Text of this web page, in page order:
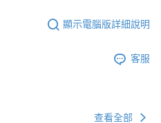
顯示電腦版詳細說明
客服
查看全部